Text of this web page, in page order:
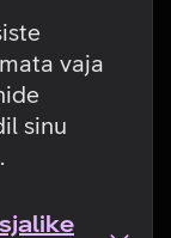
vaja
sinu